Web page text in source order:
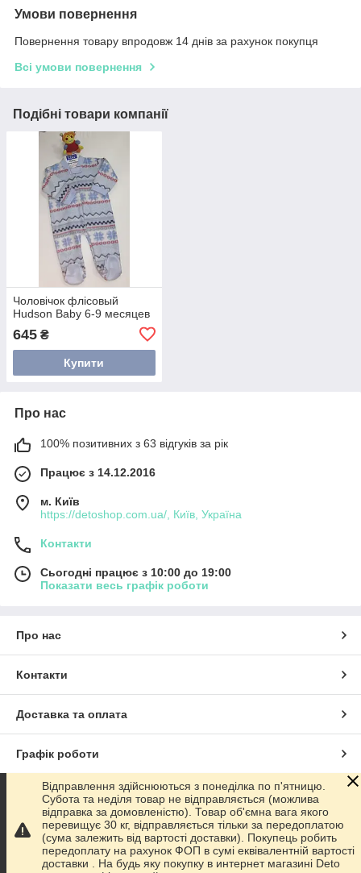
Умови повернення
Повернення товару впродовж 14 днів за рахунок покупця
Всі умови повернення
Подібні товари компанії
Чоловічок флісовый
Hudson Baby 6-9 месяцев
645 ₴
Купити
Про нас
100% позитивних з 63 відгуків за рік
Працює з 14.12.2016
м. Київ
https://detoshop.com.ua/, Київ, Україна
Контакти
Сьогодні працює з 10:00 до 19:00
Показати весь графік роботи
Про нас
Контакти
Доставка та оплата
Графік роботи
Повна версія сайту
Сайт створено на маркетплейсіProm.ua
Відправлення здійснюються з понеділка по п'ятницю.
Субота та неділя товар не відправляється (можлива
відправка за домовленістю). Товар об'ємна вага якого
перевищує 30 кг, відправляється тільки за передоплатою
(сума залежить від вартості доставки). Покупець робить
передоплату на рахунок ФОП в сумі еквівалентній вартості
доставки . На будь яку покупку в интернет магазині Deto